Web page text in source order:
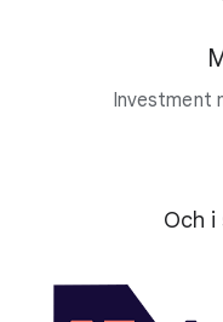
Investment
Och i